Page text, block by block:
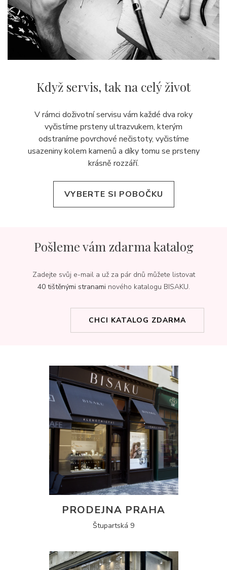
Když servis,tak na celý život
V rámci doživotní servisu vám každé dva roky
vyčistíme prsteny ultrazvukem, kterým
odstraníme povrchové nečistoty, vyčistíme
usazeniny kolem kamenů a díky tomu se prsteny
krásně rozzáří.
VYBERTE SI POBOČKU
Pošleme vám zdarma katalog
Zadejte svůj e-mail a už za pár dnů můžete listovat
40 tištěnými stranami nového katalogu BISAKU.
CHCI KATALOG ZDARMA
PRODEJNA PRAHA
Štupartská 9